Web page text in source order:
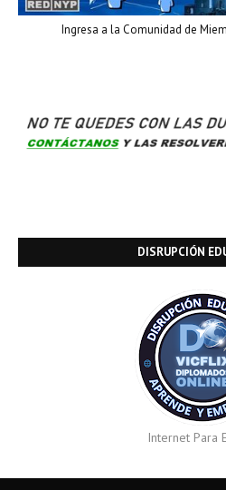
Ingresa a la Comunidad de
DISRUPCIÓN
Internet Para